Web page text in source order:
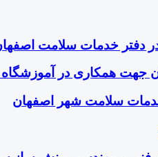
دفتر خدمات سلامت
جهت همکاری در
سلامت شهر اصفهان